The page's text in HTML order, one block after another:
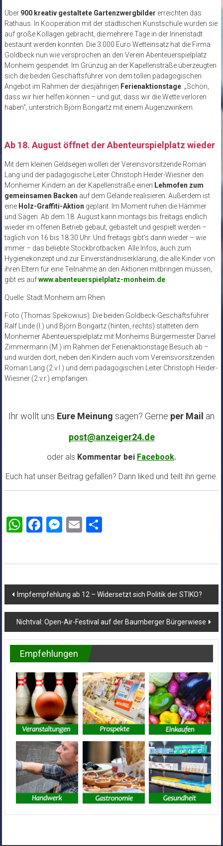
Über 900 kreativ gestaltete Gartenzwergbilder erreichten das
Rathaus. In Kooperation mit der städtischen Kunstschule wurden sie
auf große Kollagen gebracht, die mehrere Tage in der Innenstadt
bestaunt werden konnten. Die 3.000 Euro Wetteinsatz hat die Firma
Goldbeck nun wie versprochen an den Verein Abenteuerspielplatz
Monheim gespendet. Im Grünzug an der Kapellenstraße überzeugten
sich die beiden Geschäftsführer von dem tollen pädagogischen
Angebot im Rahmen der diesjährigen Ferienaktionstage. „Schön,
dass wir hier helfen können – und gut, dass wir die Wette verloren
haben“, unterstrich Björn Bongartz mit einem Augenzwinkern.
Ab 18. August öffnet der Abenteurspielplatz wieder
Mit dem kleinen Geldsegen wollen der Vereinsvorsitzende Roman
Lang und der pädagogische Leiter Christoph Heider-Wiesner den
Monheimer Kindern an der Kapellenstraße einen Lehmofen zum
gemeinsamen Backen auf dem Gelände realisieren. Außerdem ist
eine Holz-Graffiti-Aktion geplant. Im Moment ruhen die Hämmer
und Sägen. Ab dem 18. August kann montags bis freitags endlich
wieder im offenen Betrieb gebaut, gebastelt und gespielt werden –
täglich von 16 bis 18.30 Uhr. Und freitags gibt’s dann wieder – wie
immer – das beliebte Stockbrotbacken. Alle Infos, auch zum
Hygienekonzept und zur Einverständniserklärung, die alle Kinder von
ihren Eltern für eine Teilnahme an den Aktionen mitbringen müssen,
gibt es aufwww.abenteuerspielplatz-monheim.de.
Quelle: Stadt Monheim am Rhein
Foto (Thomas Spekowius): Die beiden Goldbeck-Geschäftsführer
Ralf Linde (l.) und Björn Bongartz (hinten, rechts) statteten dem
Monheimer Abenteuerspielplatz mit Monheims Bürgermeister Daniel
Zimmermann (M.) im Rahmen der Ferienaktionstage Besuch ab –
und wurden dort, neben den Kindern auch vom Vereinsvorsitzenden
Roman Lang (2.v.l.) und dem pädagogischen Leiter Christoph Heider-
Wiesner (2.v.r.) empfangen.
Ihr wollt uns Eure Meinung sagen? Gerne per Mail an
post@anzeiger24.de
oder als Kommentar bei Facebook.
Euch hat unser Beitrag gefallen? Dann liked und teilt ihn gerne.
WhatsApp
Facebook
Messenger
Email
Beitragsnavigation
Impfempfehlung ab 12 – Widersetzt sich Politik der STIKO?
Nichtval: Open-Air-Festival auf der Baumberger Bürgerwiese
Empfehlungen